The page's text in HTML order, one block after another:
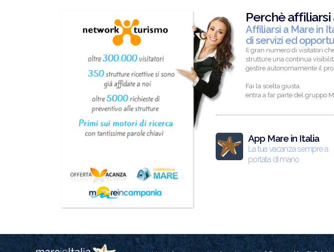
Perchè
Affiliarsi a Mare in
di servizi ed
Il gran numero di visitatori
strutture una continua
gestire autonomamente il
Fai la scelta giusta,
entra a far parte del gruppo
App Mare in Italia
La tua vacanza sempre a
portata di mano